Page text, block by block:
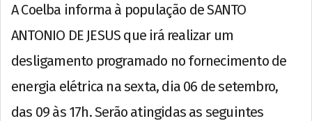
A Coelba informa à população de SANTO
ANTONIO DE JESUS que irá realizar um
desligamento programado no fornecimento de
energia elétrica na sexta, dia 06 de setembro,
das 09 às 17h. Serão atingidas as seguintes